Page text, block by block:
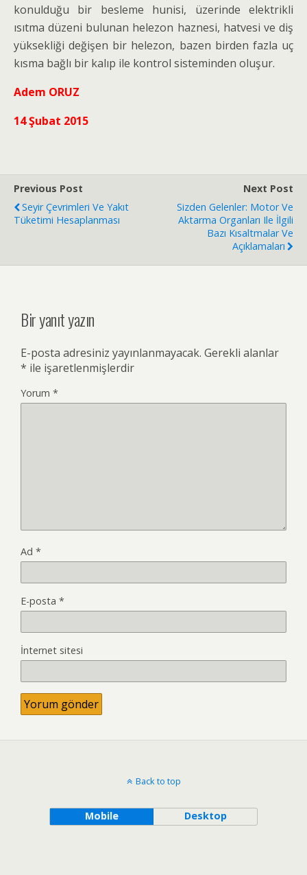
konulduğu bir besleme hunisi, üzerinde elektrikli
ısıtma düzeni bulunan helezon haznesi, hatvesi ve diş
yüksekliği değişen bir helezon, bazen birden fazla uç
kısma bağlı bir kalıp ile kontrol sisteminden oluşur.
Adem ORUZ
14 Şubat 2015
Previous Post
Seyir Çevrimleri Ve Yakıt
Tüketimi Hesaplanması
Next Post
Sizden Gelenler: Motor Ve
Aktarma Organları Ile İlgili
Bazı Kısaltmalar Ve
Açıklamaları
Bir yanıt yazın
E-posta adresiniz yayınlanmayacak. Gerekli alanlar
* ile işaretlenmişlerdir
Yorum *
Ad *
E-posta *
İnternet sitesi
Back to top
Mobile Desktop